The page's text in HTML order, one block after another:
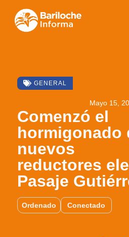
GENERAL
Mayo 15,
Comenzó el
hormigonado
nuevos
reductores
Pasaje
Ordenado Conectado